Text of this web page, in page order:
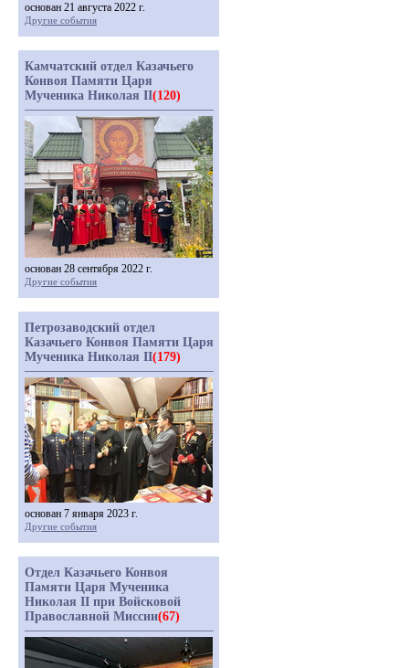
основан 21 августа 2022 г.
Другие события
Камчатский отдел Казачьего
Конвоя Памяти Царя
Мученика Николая II(120)
основан 28 сентября 2022 г.
Другие события
Петрозаводский отдел
Казачьего Конвоя Памяти Царя
Мученика Николая II(179)
основан 7 января 2023 г.
Другие события
Отдел Казачьего Конвоя
Памяти Царя Мученика
Николая II при Войсковой
Православной Миссии(67)